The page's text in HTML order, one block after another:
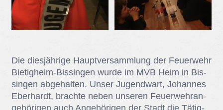
Die dies­jäh­ri­ge Haupt­ver­samm­lung der Feu­er­wehr
Bie­tig­heim-Bis­sin­gen wur­de im MVB Heim in Bis­
sin­gen ab­ge­hal­ten. Un­ser Ju­gend­wart, Jo­han­nes
Eber­hardt, brach­te ne­ben un­se­ren Feu­er­wehr­an­